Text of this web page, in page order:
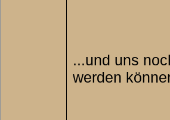
...und uns
werden